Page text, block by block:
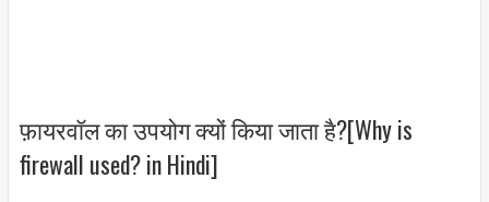
फ़ायरवॉल का उपयोग क्यों किया जाता है?[Why is
firewall used? in Hindi]